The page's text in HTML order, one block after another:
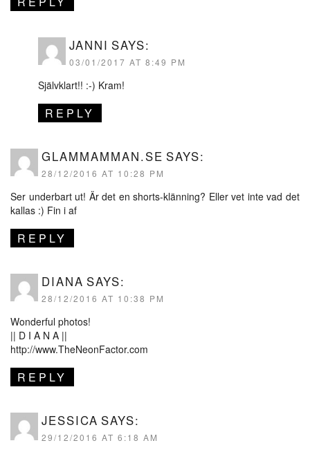
JANNI SAYS:
03/01/2017 AT 8:49 PM
Självklart!! :-) Kram!
REPLY
GLAMMAMMAN.SE SAYS:
28/12/2016 AT 10:28 PM
Ser underbart ut! Är det en shorts-klänning? Eller vet inte vad det
kallas :) Fin i af
REPLY
DIANA SAYS:
28/12/2016 AT 10:38 PM
Wonderful photos!
|| D I A N A ||
http://www.TheNeonFactor.com
REPLY
JESSICA SAYS:
29/12/2016 AT 6:18 AM